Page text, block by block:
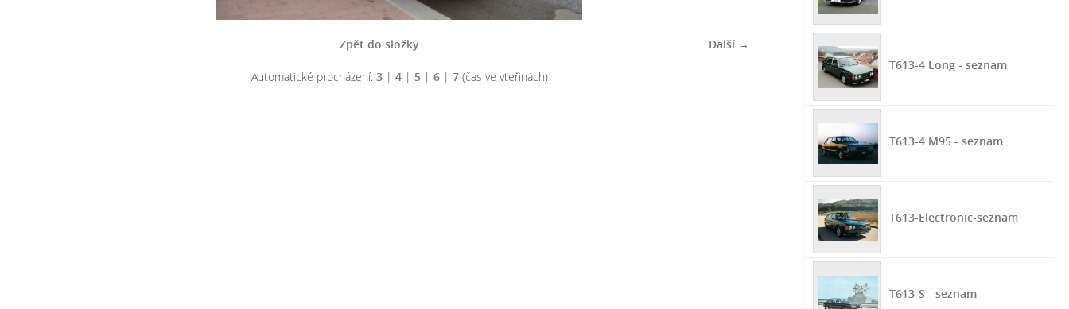
Další →
Zpět do složky
Automatické procházení: 3| 4| 5| 6| 7(čas ve vteřinách)
T613-4 Long - seznam
T613-4 M95 - seznam
T613-Electronic-seznam
T613-S - seznam